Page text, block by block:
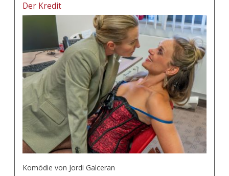
Der Kredit
Komödie von Jordi Galceran